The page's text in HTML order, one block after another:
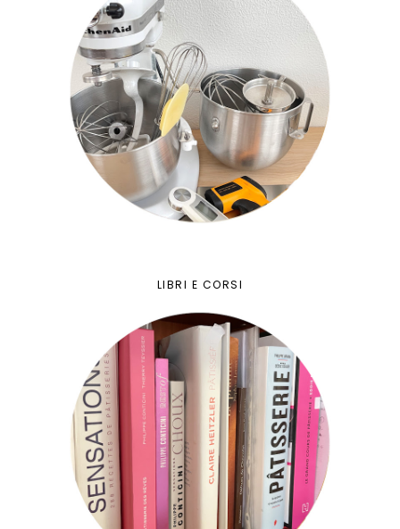
LIBRI E CORSI